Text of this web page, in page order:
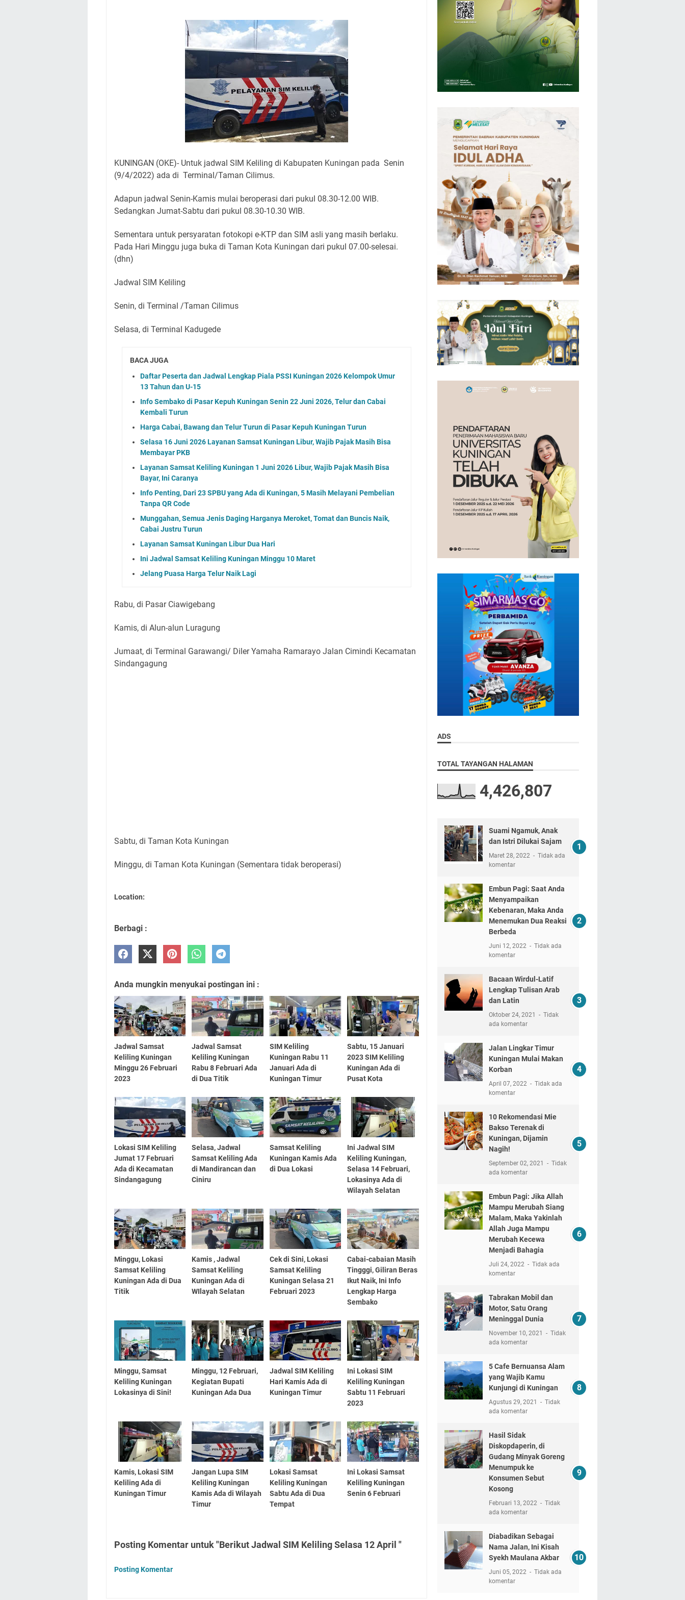
Kamuning Salurakan 12 Ribu Liter
Uniku Jadi Tuan Rumah Pendampingan Penyusunan Dokumen SPMI
Sudahkah Kita Merdeka Dari Hawa Nafsu?
Info Sembako di Pasar Kepuh Kuningan Kamis 6 Agustus 2026, Daging Naik, Telur Turun
Agenda Kegiatan Bupati Kuningan Jumat 7 Agustus 2026 Ada Tiga, Tapi yang Bakal Dihadiri
KUNINGAN (OKE)- Untuk jadwal SIM Keliling di Kabupaten Kuningan pada Senin
(9/4/2022) ada di Terminal/Taman Cilimus.
Adapun jadwal Senin-Kamis mulai beroperasi dari pukul 08.30-12.00 WIB.
Sedangkan Jumat-Sabtu dari pukul 08.30-10.30 WIB.
Sementara untuk persyaratan fotokopi e-KTP dan SIM asli yang masih berlaku.
Pada Hari Minggu juga buka di Taman Kota Kuningan dari pukul 07.00-selesai.
(dhn)
Jadwal SIM Keliling
Senin, di Terminal /Taman Cilimus
Selasa, di Terminal Kadugede
BACA JUGA
Daftar Peserta dan Jadwal Lengkap Piala PSSI Kuningan 2026 Kelompok Umur
13 Tahun dan U-15
Info Sembako di Pasar Kepuh Kuningan Senin 22 Juni 2026, Telur dan Cabai
Kembali Turun
Harga Cabai, Bawang dan Telur Turun di Pasar Kepuh Kuningan Turun
Selasa 16 Juni 2026 Layanan Samsat Kuningan Libur, Wajib Pajak Masih Bisa
Membayar PKB
Layanan Samsat Keliling Kuningan 1 Juni 2026 Libur, Wajib Pajak Masih Bisa
Bayar, Ini Caranya
Info Penting, Dari 23 SPBU yang Ada di Kuningan, 5 Masih Melayani Pembelian
Tanpa QR Code
Munggahan, Semua Jenis Daging Harganya Meroket, Tomat dan Buncis Naik,
Cabai Justru Turun
Layanan Samsat Kuningan Libur Dua Hari
Ini Jadwal Samsat Keliling Kuningan Minggu 10 Maret
Jelang Puasa Harga Telur Naik Lagi
Rabu, di Pasar Ciawigebang
Kamis, di Alun-alun Luragung
Jumaat, di Terminal Garawangi/ Diler Yamaha Ramarayo Jalan Cimindi Kecamatan
Sindangagung
Sabtu, di Taman Kota Kuningan
Minggu, di Taman Kota Kuningan (Sementara tidak beroperasi)
Location:
Berbagi :
Anda mungkin menyukai postingan ini :
Jadwal Samsat
Keliling Kuningan
Minggu 26 Februari
2023
Jadwal Samsat
Keliling Kuningan
Rabu 8 Februari Ada
di Dua Titik
SIM Keliling
Kuningan Rabu 11
Januari Ada di
Kuningan Timur
Sabtu, 15 Januari
2023 SIM Keliling
Kuningan Ada di
Pusat Kota
Lokasi SIM Keliling
Jumat 17 Februari
Ada di Kecamatan
Sindangagung
Selasa, Jadwal
Samsat Keliling Ada
di Mandirancan dan
Ciniru
Samsat Keliling
Kuningan Kamis Ada
di Dua Lokasi
Ini Jadwal SIM
Keliling Kuningan,
Selasa 14 Februari,
Lokasinya Ada di
Wilayah Selatan
Minggu, Lokasi
Samsat Keliling
Kuningan Ada di Dua
Titik
Kamis , Jadwal
Samsat Keliling
Kuningan Ada di
WIlayah Selatan
Cek di Sini, Lokasi
Samsat Keliling
Kuningan Selasa 21
Februari 2023
Cabai-cabaian Masih
Tingggi, Giliran Beras
Ikut Naik, Ini Info
Lengkap Harga
Sembako
Minggu, Samsat
Keliling Kuningan
Lokasinya di Sini!
Minggu, 12 Februari,
Kegiatan Bupati
Kuningan Ada Dua
Jadwal SIM Keliling
Hari Kamis Ada di
Kuningan Timur
Ini Lokasi SIM
Keliling Kuningan
Sabtu 11 Februari
2023
Kamis, Lokasi SIM
Keliling Ada di
Kuningan Timur
Jangan Lupa SIM
Keliling Kuningan
Kamis Ada di Wilayah
Timur
Lokasi Samsat
Keliling Kuningan
Sabtu Ada di Dua
Tempat
Ini Lokasi Samsat
Keliling Kuningan
Senin 6 Februari
Posting Komentar untuk "Berikut Jadwal SIM Keliling Selasa 12 April "
Posting Komentar
ADS
TOTAL TAYANGAN HALAMAN
4,426,807
Suami Ngamuk, Anak
dan Istri Dilukai Sajam
Maret 28, 2022
Tidak ada
komentar
Embun Pagi: Saat Anda
Menyampaikan
Kebenaran, Maka Anda
Menemukan Dua Reaksi
Berbeda
Juni 12, 2022
Tidak ada
komentar
Bacaan Wirdul-Latif
Lengkap Tulisan Arab
dan Latin
Oktober 24, 2021
Tidak
ada komentar
Jalan Lingkar Timur
Kuningan Mulai Makan
Korban
April 07, 2022
Tidak ada
komentar
10 Rekomendasi Mie
Bakso Terenak di
Kuningan, Dijamin
Nagih!
September 02, 2021
Tidak
ada komentar
Embun Pagi: Jika Allah
Mampu Merubah Siang
Malam, Maka Yakinlah
Allah Juga Mampu
Merubah Kecewa
Menjadi Bahagia
Juli 24, 2022
Tidak ada
komentar
Tabrakan Mobil dan
Motor, Satu Orang
Meninggal Dunia
November 10, 2021
Tidak
ada komentar
5 Cafe Bernuansa Alam
yang Wajib Kamu
Kunjungi di Kuningan
Agustus 29, 2021
Tidak
ada komentar
Hasil Sidak
Diskopdaperin, di
Gudang Minyak Goreng
Menumpuk ke
Konsumen Sebut
Kosong
Februari 13, 2022
Tidak
ada komentar
Diabadikan Sebagai
Nama Jalan, Ini Kisah
Syekh Maulana Akbar
Juni 05, 2022
Tidak ada
komentar